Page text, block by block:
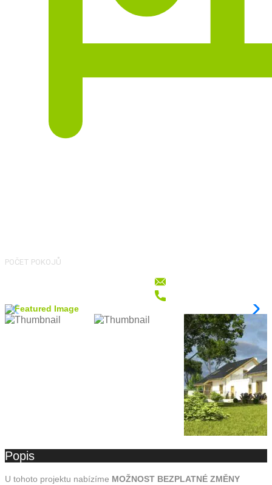
POČET POKOJŮ
Popis
U tohoto projektu nabízíme MOŽNOST BEZPLATNÉ ZMĚNY